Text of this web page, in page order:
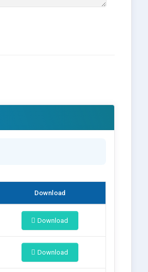
Download
Download
Download